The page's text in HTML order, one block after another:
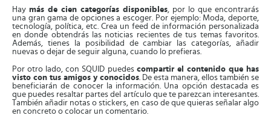
Hay más de cien categorías disponibles, por lo que encontrarás
una gran gama de opciones a escoger. Por ejemplo: Moda, deporte,
tecnología, política, etc. Crea un feed de información personalizada
en donde obtendrás las noticias recientes de tus temas favoritos.
Además, tienes la posibilidad de cambiar las categorías, añadir
nuevas o dejar de seguir alguna, cuando lo prefieras.
Por otro lado, con SQUID puedes compartir el contenido que has
visto con tus amigos y conocidos. De esta manera, ellos también se
beneficiarán de conocer la información. Una opción destacada es
que puedes resaltar partes del artículo que te parezcan interesantes.
También añadir notas o stickers, en caso de que quieras señalar algo
en concreto o colocar un comentario.